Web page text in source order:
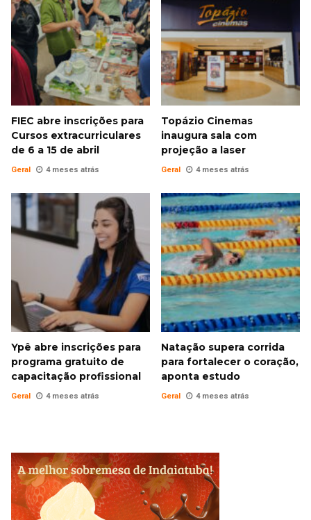
FIEC abre inscrições para
Cursos extracurriculares
de 6 a 15 de abril
Geral 4 meses atrás
Topázio Cinemas
inaugura sala com
projeção a laser
Geral 4 meses atrás
Ypê abre inscrições para
programa gratuito de
capacitação profissional
Geral 4 meses atrás
Natação supera corrida
para fortalecer o coração,
aponta estudo
Geral 4 meses atrás